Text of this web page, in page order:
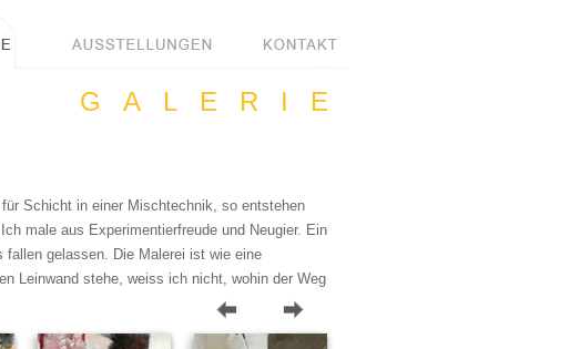
GALERIE
Schicht in einer Mischtechnik, so entstehen
male aus Experimentierfreude und Neugier. Ein
gelassen. Die Malerei ist wie eine
Leinwand stehe, weiss ich nicht, wohin der Weg